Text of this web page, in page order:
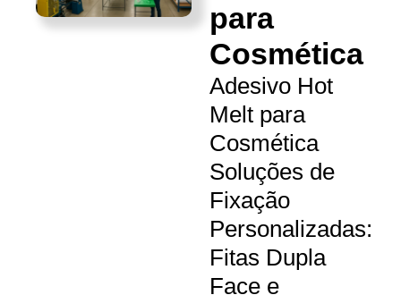
para
Cosmética
Adesivo Hot
Melt para
Cosmética
Soluções de
Fixação
Personalizadas:
Fitas Dupla
Face e